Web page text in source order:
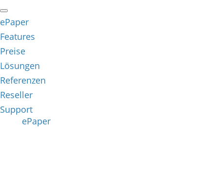
ePaper
Features
Preise
Lösungen
Referenzen
Reseller
Support
ePaper